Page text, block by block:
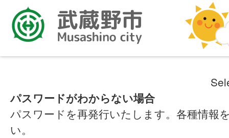
パスワードがわからない場合
パスワードを再発行いたします。各種情報
い。